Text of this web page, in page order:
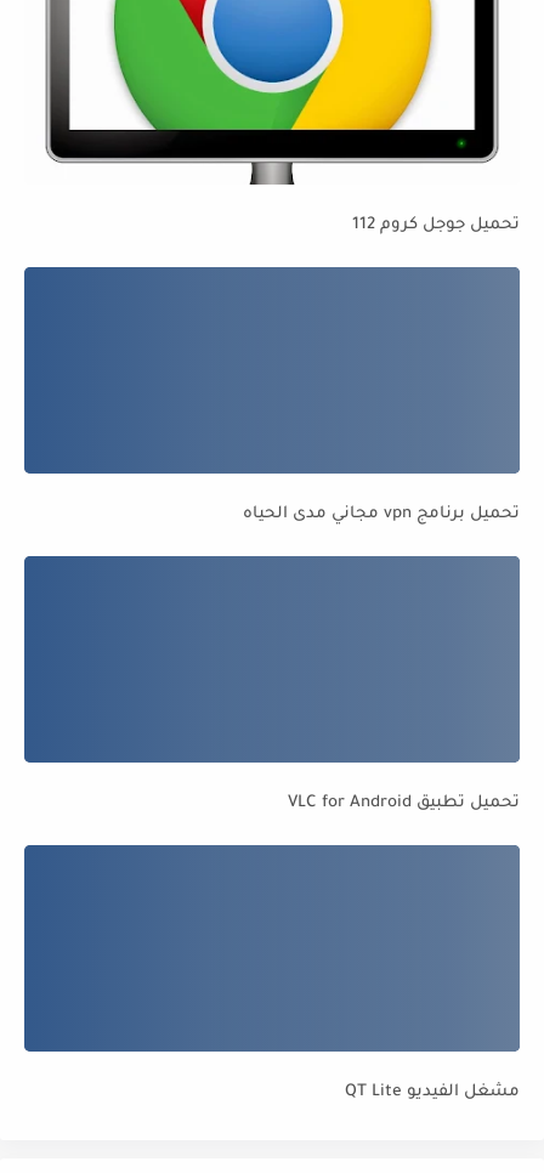
تحميل جوجل كروم 112
تحميل برنامج vpn مجاني مدى الحياه
تحميل تطبيق VLC for Android
مشغل الفيديو QT Lite